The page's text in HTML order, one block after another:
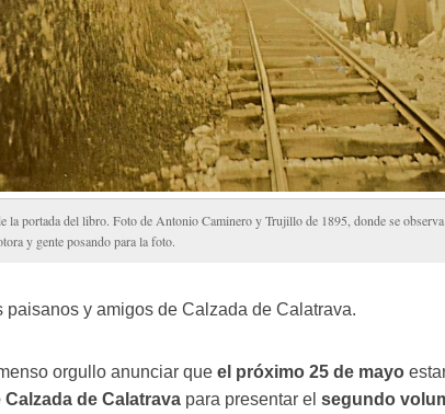
la portada del libro. Foto de Antonio Caminero y Trujillo de 1895, donde se
y gente posando para la foto.
paisanos y amigos de Calzada de Calatrava.
orgullo anunciar que el próximo 25 de mayo
Calzada de Calatrava para presentar el segundo